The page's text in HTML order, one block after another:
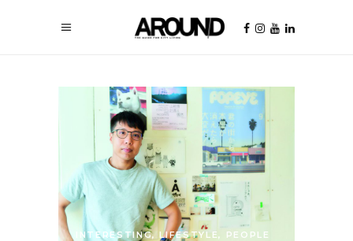
INTERESTING,LIFESTYLE, PEOPLE